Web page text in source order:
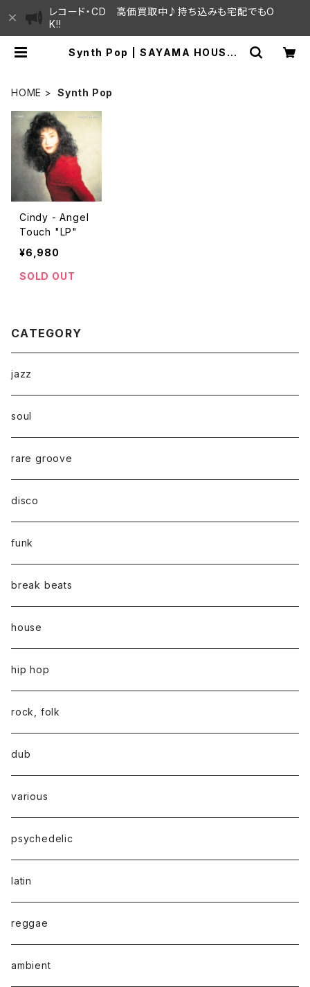
レコード・CD 高価買取中♪持ち込みも宅配でもO
K!!
Synth Pop | SAYAMA HOUSE /
HOME
Synth Pop
Cindy - Angel
Touch "LP"
¥6,980
SOLD OUT
CATEGORY
jazz
soul
rare groove
disco
funk
break beats
house
hip hop
rock, folk
dub
various
psychedelic
latin
reggae
ambient